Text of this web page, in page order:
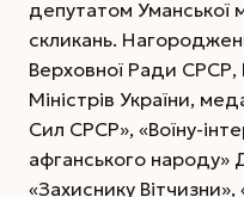
депутатом Уманської
скликань.
Верховної Ради
Міністрів України,
Сил СРСР», «Воїну-
афганського народу»
«Захиснику